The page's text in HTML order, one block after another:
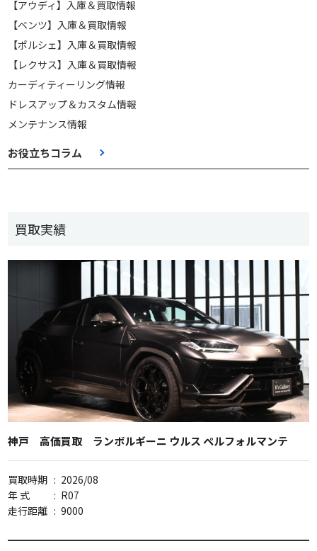
【アウディ】入庫＆買取情報
【ベンツ】入庫＆買取情報
【ポルシェ】入庫＆買取情報
【レクサス】入庫＆買取情報
カーディティーリング情報
ドレスアップ＆カスタム情報
メンテナンス情報
お役立ちコラム
買取実績
神戸 高価買取 ランボルギーニ ウルス ペルフォルマンテ
買取時期 : 2026/08
年 式
: R07
走行距離 : 9000